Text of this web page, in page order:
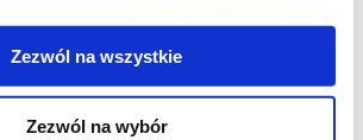
Zezwól na wszystkie
Zezwól na wybór